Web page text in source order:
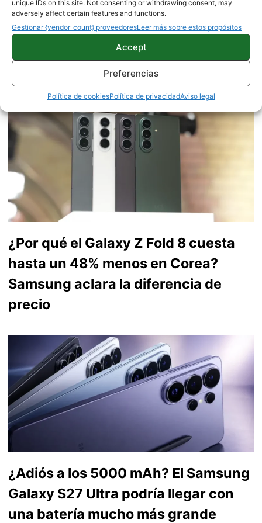
unique IDs on this site. Not consenting or withdrawing consent, may
adversely affect certain features and functions.
Gestionar {vendor_count} proveedoresLeer más sobre estos propósitos
Accept
Preferencias
Política de cookiesPolítica de privacidadAviso legal
móviles Android y telefonía, desde pequeño vive por y para
los gadgets, le encanta estar a la última y es redactor sobre
tecnología desde 2018. Amante de los smartphones,
tablets, smartwatches y todo lo que tenga una pantalla. Ha
probado más de 100 móviles de distintas marcas, y es
capaz de encontrar los detalles más importantes. Síguelo
enX.
¿Por qué el Galaxy Z Fold 8 cuesta
hasta un 48% menos en Corea?
Samsung aclara la diferencia de
precio
¿Adiós a los 5000 mAh? El Samsung
Galaxy S27 Ultra podría llegar con
una batería mucho más grande